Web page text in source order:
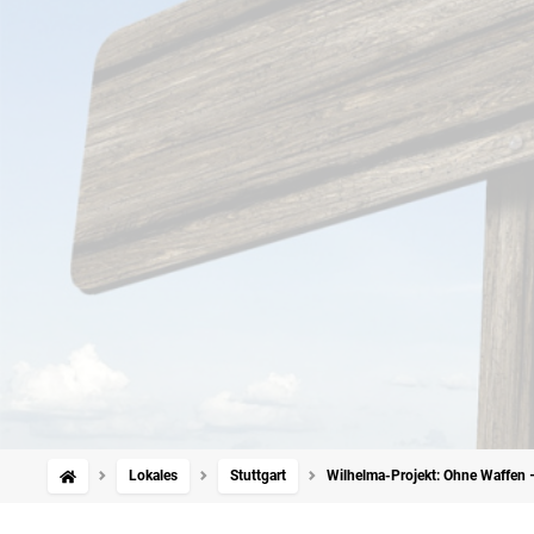
Lokales Stuttgart Wilhelma-Projekt: Ohne Waffen